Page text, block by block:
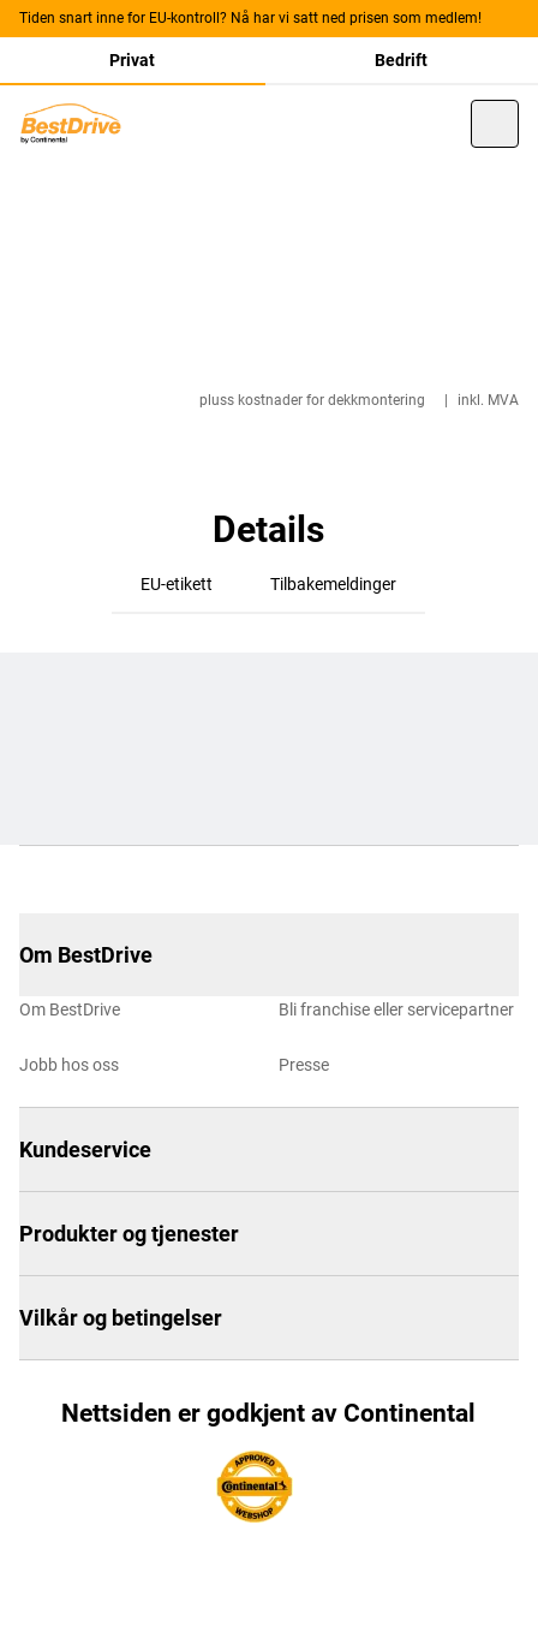
Tiden snart inne for EU-kontroll? Nå har vi satt ned prisen som medlem!
Privat Bedrift
pluss kostnader for dekkmontering inkl. MVA
Details
EU-etikett Tilbakemeldinger
Om BestDrive
Om BestDrive
Jobb hos oss
Bli franchise eller servicepartner
Presse
Kundeservice
Produkter og tjenester
Vilkår og betingelser
Nettsiden er godkjent av Continental